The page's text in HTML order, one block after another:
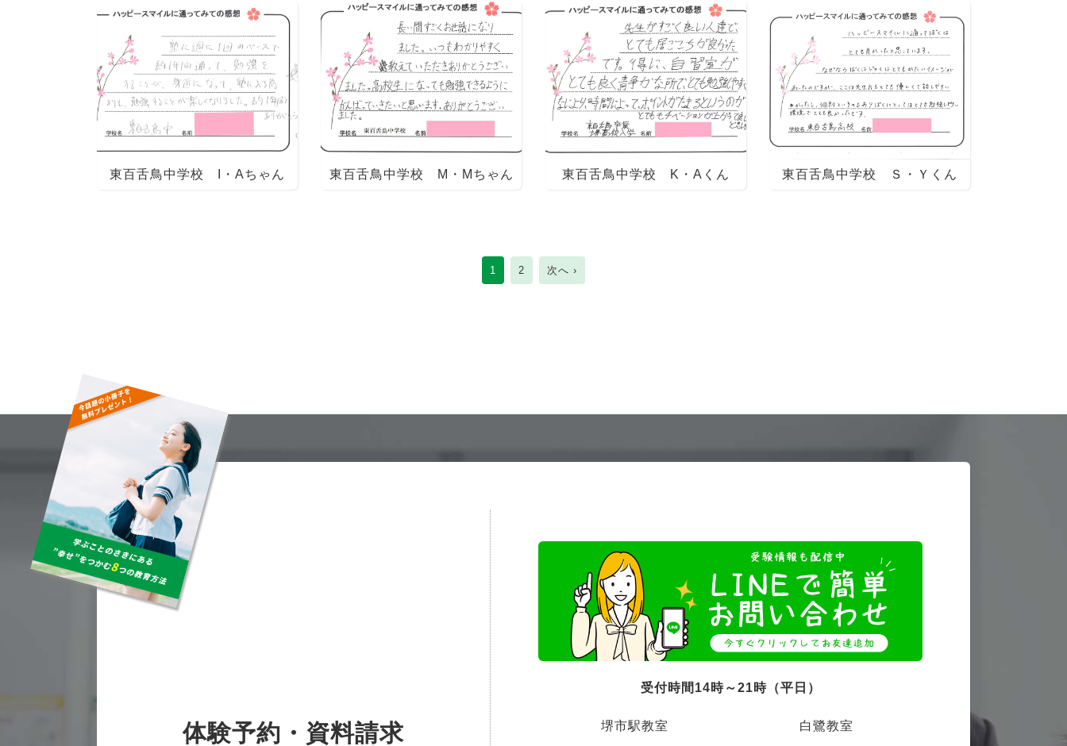
東百舌鳥中学校 I・Aちゃん 東百舌鳥中学校 M・Mちゃん 東百舌鳥中学校 K・Aくん 東百舌鳥中学校 Ｓ・Ｙくん
1 2 次へ ›
体験予約・資料請求
受付時間14時～21時（平日）
堺市駅教室 白鷺教室